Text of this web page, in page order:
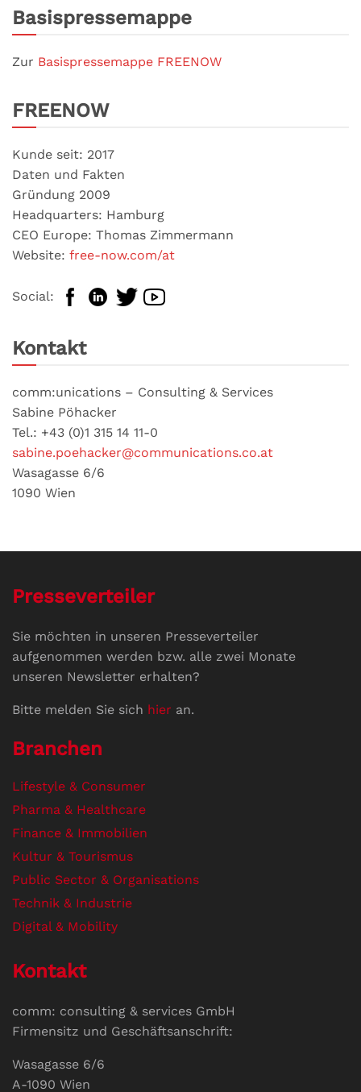
Basispressemappe
Zur Basispressemappe FREENOW
FREENOW
Kunde seit: 2017
Daten und Fakten
Gründung 2009
Headquarters: Hamburg
CEO Europe: Thomas Zimmermann
Website: free-now.com/at
Social:
Kontakt
comm:unications – Consulting & Services
Sabine Pöhacker
Tel.: +43 (0)1 315 14 11-0
sabine.poehacker@communications.co.at
Wasagasse 6/6
1090 Wien
Presseverteiler
Sie möchten in unseren Presseverteiler
aufgenommen werden bzw. alle zwei Monate
unseren Newsletter erhalten?
Bitte melden Sie sich hier an.
Branchen
Lifestyle & Consumer
Pharma & Healthcare
Finance & Immobilien
Kultur & Tourismus
Public Sector & Organisations
Technik & Industrie
Digital & Mobility
Kontakt
comm: consulting & services GmbH
Firmensitz und Geschäftsanschrift:
Wasagasse 6/6
A-1090 Wien